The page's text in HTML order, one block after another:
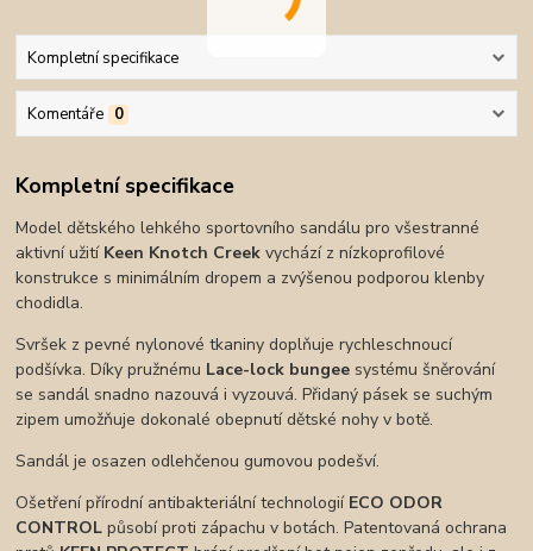
Kompletní specifikace
Komentáře 0
Kompletní specifikace
Model dětského lehkého sportovního sandálu pro všestranné
aktivní užití Keen Knotch Creek vychází z nízkoprofilové
konstrukce s minimálním dropem a zvýšenou podporou klenby
chodidla.
Svršek z pevné nylonové tkaniny doplňuje rychleschnoucí
podšívka. Díky pružnému Lace-lock bungee systému šněrování
se sandál snadno nazouvá i vyzouvá. Přidaný pásek se suchým
zipem umožňuje dokonalé obepnutí dětské nohy v botě.
Sandál je osazen odlehčenou gumovou podešví.
Ošetření přírodní antibakteriální technologií ECO ODOR
CONTROL působí proti zápachu v botách. Patentovaná ochrana